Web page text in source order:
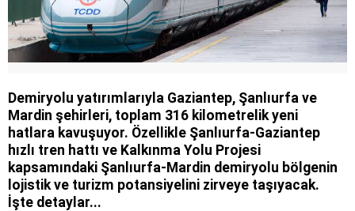
Demiryolu yatırımlarıyla Gaziantep, Şanlıurfa ve
Mardin şehirleri, toplam 316 kilometrelik yeni
hatlara kavuşuyor. Özellikle Şanlıurfa-Gaziantep
hızlı tren hattı ve Kalkınma Yolu Projesi
kapsamındaki Şanlıurfa-Mardin demiryolu bölgenin
lojistik ve turizm potansiyelini zirveye taşıyacak.
İşte detaylar...